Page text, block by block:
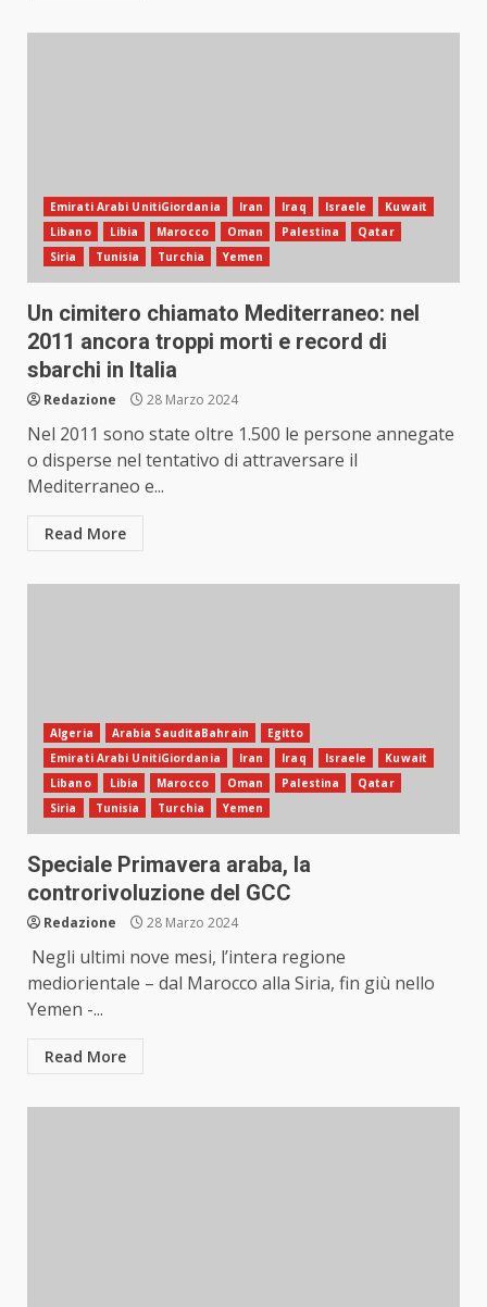
Emirati Arabi UnitiGiordania Iran Iraq Israele
Kuwait
Libano
Libia Marocco Oman Palestina
Qatar
Siria
Tunisia Turchia Yemen
Un cimitero chiamato Mediterraneo: nel
2011 ancora troppi morti e record di
sbarchi in Italia
Redazione 28 Marzo 2024
Nel 2011 sono state oltre 1.500 le persone annegate
o disperse nel tentativo di attraversare il
Mediterraneo e...
Read More
Algeria Arabia SauditaBahrain
Egitto
Emirati Arabi UnitiGiordania
Iran Iraq Israele
Kuwait
Libano
Libia Marocco Oman Palestina
Qatar
Siria
Tunisia Turchia Yemen
Speciale Primavera araba, la
controrivoluzione del GCC
Redazione 28 Marzo 2024
Negli ultimi nove mesi, l’intera regione
mediorientale – dal Marocco alla Siria, fin giù nello
Yemen -...
Read More